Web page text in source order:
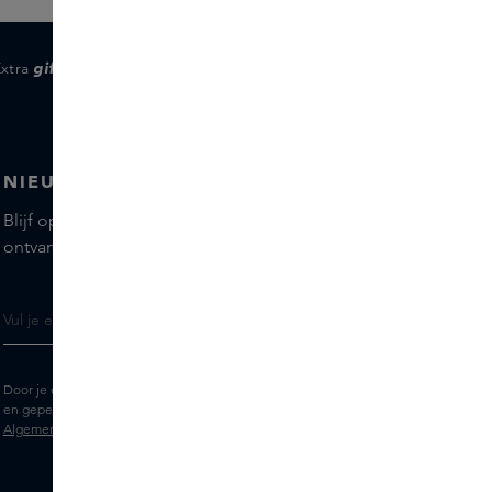
gifts
NIEUWSBRIEF
Blijf op de hoogte van de nieuwste merken en producten,
ontvang tips van onze Skins Experts.
Door je e-mailadres in te vullen geef je toestemming om de Skins nieuwsbrief
en gepersonaliseerde marketingberichten via e-mail te ontvangen. Bekijk de
Algemene voorwaarden